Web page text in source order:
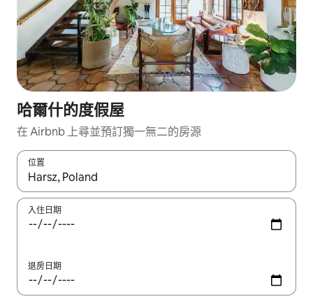
哈爾什的度假屋
在 Airbnb 上尋並預訂獨一無二的房源
位置
如有搜尋結果，瀏覽內容時請使用上下箭頭，或輕點、滑動裝置。
入住日期
退房日期